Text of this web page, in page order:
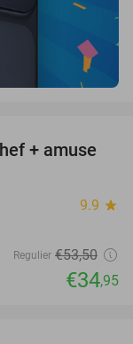
35%
+ amuse
9.9 star
Regulier €53,50
€34,95